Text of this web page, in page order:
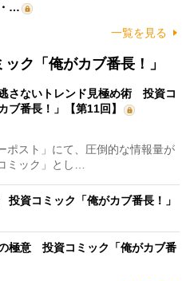
…
一覧を見る
ク「俺がカブ番長！」
逃さないトレンド見極め術 投資コ
ブ番長！」【第11回】
スト」にて、圧倒的な情報量が
ミック」とし…
資コミック「俺がカブ番長！」
極意 投資コミック「俺がカブ番